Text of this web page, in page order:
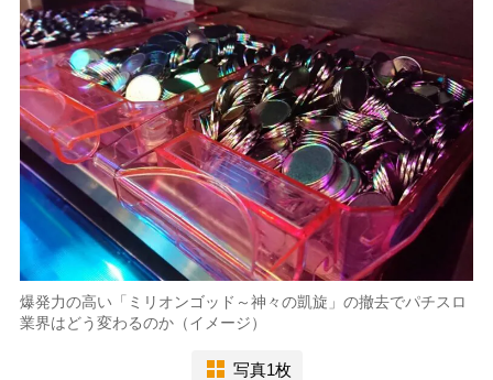
爆発力の高い「ミリオンゴッド～神々の凱旋」の撤去でパチスロ
業界はどう変わるのか（イメージ）
写真1枚